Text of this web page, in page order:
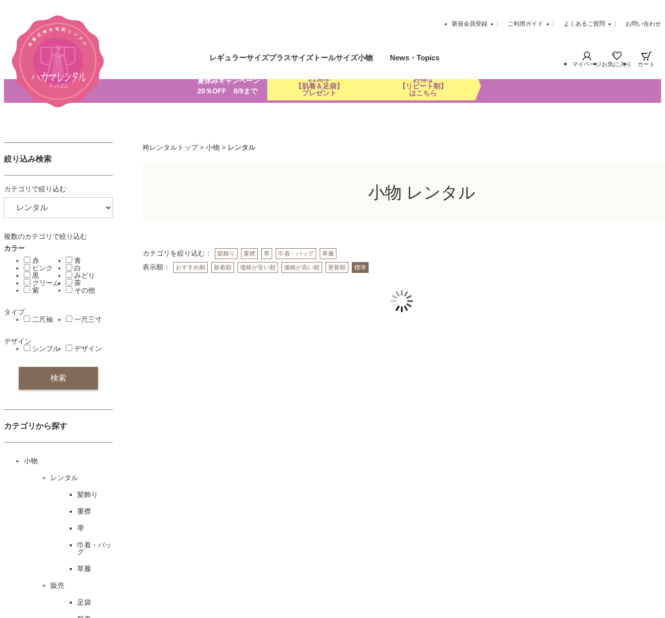
新規会員登録 ご利用ガイド よくあるご質問 お問い合わせ
レギュラーサイズプラスサイズトールサイズ小物 News・Topics
マイページお気に入り カート
夏休みキャンペーン
20％OFF 8/9まで
21周年
【肌着＆足袋】
プレゼント
お得な
【リピート割】
はこちら
袴レンタルトップ> 小物 > レンタル
小物 レンタル
カテゴリを絞り込む： 髪飾り 重襟 帯 巾着・バッグ 草履
表示順： おすすめ順 新着順 価格が安い順 価格が高い順 更新順 標準
絞り込み検索
カテゴリで絞り込む
複数のカテゴリで絞り込む
カラー
赤
青
ピンク
白
黒
みどり
クリーム
茶
紫
その他
タイプ
二尺袖
一尺三寸
デザイン
シンプル
デザイン
カテゴリから探す
小物
レンタル
髪飾り
重襟
帯
巾着・バッ
グ
草履
販売
足袋